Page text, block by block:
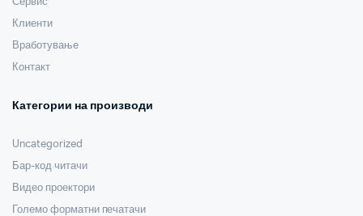
Клиенти
Вработување
Контакт
Категории на производи
Uncategorized
Бар-код читачи
Видео проектори
Големо форматни печатачи